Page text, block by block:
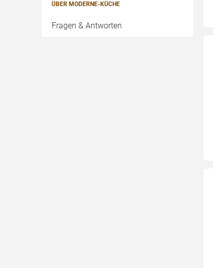
ÜBER MODERNE-KÜCHE
Fragen & Antworten